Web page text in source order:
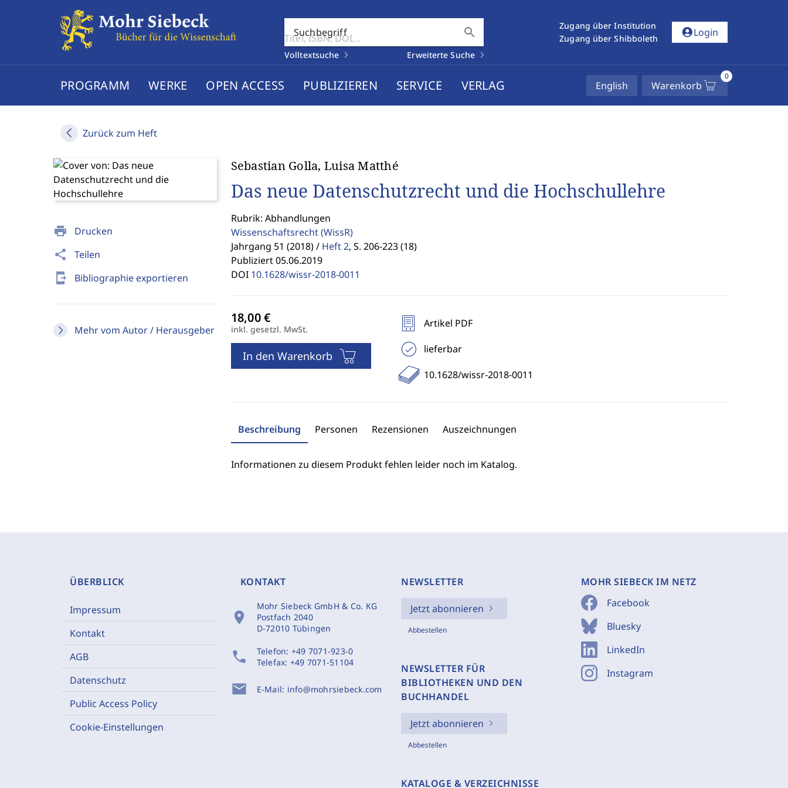
Suchbegriff search
Volltextsuche Erweiterte Suche
Zugang über Institution
Zugang über Shibboleth
account_circleLogin
PROGRAMM WERKE OPEN ACCESS PUBLIZIEREN SERVICE VERLAG English Warenkorb
0
Zurück zum Heft
print Drucken
share Teilen
send_to_mobile Bibliographie exportieren
Mehr vom Autor / Herausgeber
Sebastian Golla, Luisa Matthé
Das neue Datenschutzrecht und die Hochschullehre
Rubrik: Abhandlungen
Wissenschaftsrecht(WissR)
Jahrgang 51 (2018) / Heft 2, S. 206-223 (18)
Publiziert 05.06.2019
DOI 10.1628/wissr-2018-0011
inkl. gesetzl. MwSt.
In den Warenkorb
Artikel PDF
lieferbar
10.1628/wissr-2018-0011
Beschreibung Personen Rezensionen Auszeichnungen
Informationen zu diesem Produkt fehlen leider noch im Katalog.
ÜBERBLICK
Impressum
Kontakt
AGB
Datenschutz
Public Access Policy
Cookie-Einstellungen
KONTAKT
location_on
Mohr Siebeck GmbH & Co. KG
Postfach 2040
D-72010 Tübingen
phone Telefon: +49 7071-923-0
Telefax: +49 7071-51104
mail E-Mail: info@mohrsiebeck.com
NEWSLETTER
Jetzt abonnieren
Abbestellen
NEWSLETTER FÜR
BIBLIOTHEKEN UND DEN
BUCHHANDEL
Jetzt abonnieren
Abbestellen
KATALOGE & VERZEICHNISSE
MOHR SIEBECK IM NETZ
Facebook
Bluesky
LinkedIn
Instagram